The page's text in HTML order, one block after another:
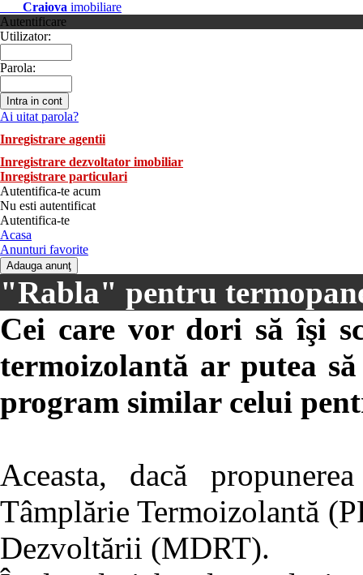
Craiova imobiliare
Autentificare
Utilizator:
Parola:
Ai uitat parola?
Inregistrare agentii
Inregistrare dezvoltator imobiliar
Inregistrare particulari
Autentifica-te acum
Nu esti autentificat
Autentifica-te
Acasa
Anunturi favorite
"Rabla" pentru
Cei care vor dori să îşi
termoizolantă ar putea
program similar celui
Aceasta, dacă
Tâmplărie Termoizolantă
Dezvoltării (MDRT).